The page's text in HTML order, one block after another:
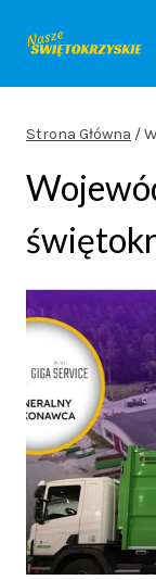
Strona Główna /